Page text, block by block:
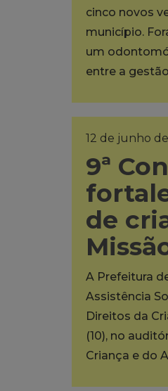
cinco novos
município.
um
entre a
12 de junho
9ª
de
A Prefeitura
Assistência
Direitos da
(10), no
Criança e do